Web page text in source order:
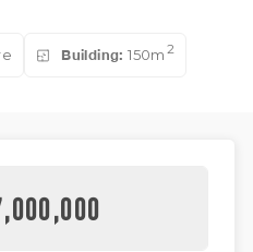
Building: 150m 2